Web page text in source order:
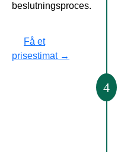
beslutningsproces.
Få et
prisestimat →
4